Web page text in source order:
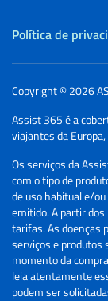
Política de
Copyright © 2026
Assist 365 é a
viajantes da
Os serviços da
com o tipo de
de uso habitual e/
emitido. A partir dos
tarifas. As doenças
serviços e produtos
momento da
leia atentamente
podem ser